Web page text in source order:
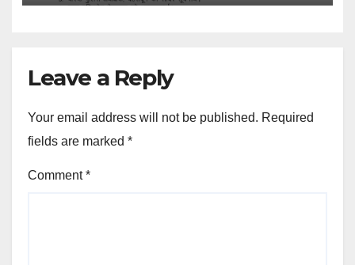
Leave a Reply
Your email address will not be published. Required
fields are marked *
Comment*